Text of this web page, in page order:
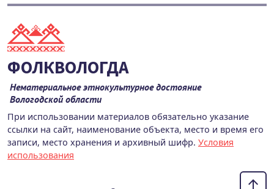
ФОЛКВОЛОГДА
Нематериальное этнокультурное достояние
Вологодской области
При использовании материалов обязательно указание
ссылки на сайт, наименование объекта, место и время его
записи, место хранения и архивный шифр. Условия
использования